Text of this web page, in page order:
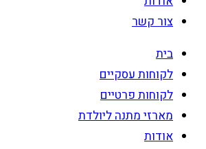
צור קשר
בית
לקוחות עסקיים
לקוחות פרטיים
מארזי מתנה ליולדת
אודות